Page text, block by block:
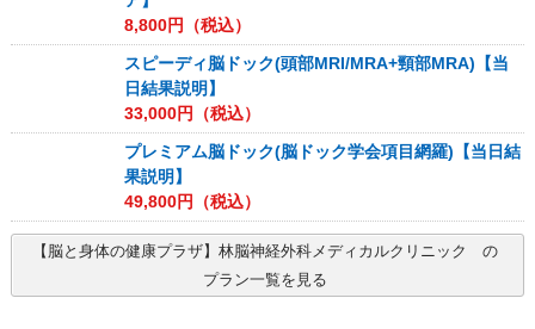
8,800円（税込）
スピーディ脳ドック(頭部MRI/MRA+頸部MRA)【当
日結果説明】
33,000円（税込）
プレミアム脳ドック(脳ドック学会項目網羅)【当日結
果説明】
49,800円（税込）
【脳と身体の健康プラザ】林脳神経外科メディカルクリニック の
プラン一覧を見る